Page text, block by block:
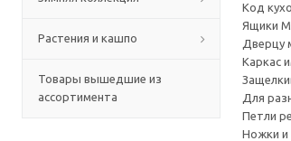
Растения и кашпо
Товары вышедшие из
ассортимента
Код
Ящики
Дверцу
Каркас
Для
Петли
Ножки и